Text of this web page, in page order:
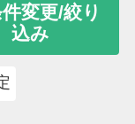
変更/絞り
込み